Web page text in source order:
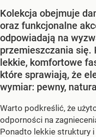
Kolekcja obejmuje
oraz funkcjonalne
odpowiadają na
przemieszczania się.
lekkie, komfortowe
które sprawiają, że
wymiar: pewny,
Warto podkreślić, że
odporności na
Ponadto lekkie struktury